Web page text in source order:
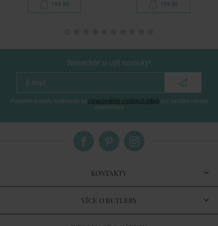
199 Kč 199 Kč
Nenechte si ujít novinky!
vložením e-mailu souhlasíte se zpracováním osobních údajů pro zasílání našeho
newsletteru
KONTAKTY
VÍCE O BUTLERS